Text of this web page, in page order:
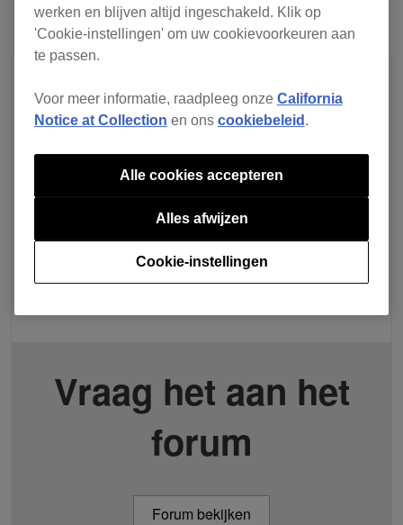
Vraag het aan het
forum
Forum bekijken
werken en blijven altijd ingeschakeld. Klik op
'Cookie-instellingen' om uw cookievoorkeuren aan
te passen.
Voor meer informatie, raadpleeg onze California
Notice at Collection en ons cookiebeleid .
Cookie-instellingen
Alles afwijzen
Alle cookies accepteren